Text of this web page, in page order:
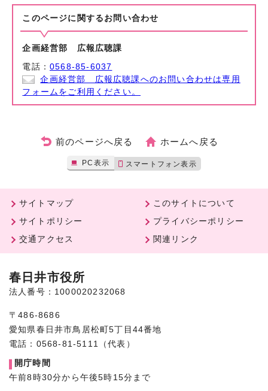
このページに関する お問い合わせ
企画経営部 広報広聴課
電話：0568-85-6037
企画経営部 広報広聴課へのお問い合わせは専用
フォームをご利用ください。
前のページへ戻る ホームへ戻る
PC表示 スマートフォン表示
サイトマップ
このサイトについて
サイトポリシー
プライバシーポリシー
交通アクセス
関連リンク
春日井市役所
法人番号：1000020232068
〒486-8686
愛知県春日井市鳥居松町5丁目44番地
電話：0568-81-5111（代表）
開庁時間
午前8時30分から午後5時15分まで